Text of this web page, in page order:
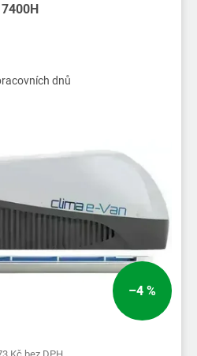
7400H
dnů
–4 %